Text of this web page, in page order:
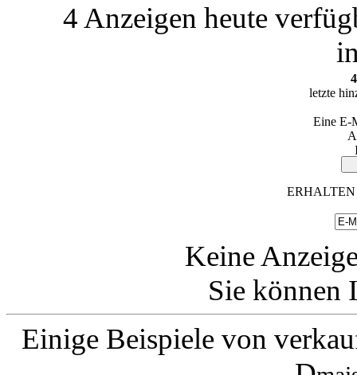
4 Anzeigen heute
4
letzte
Eine E-
Keine
Sie können
Einige Beispiele von